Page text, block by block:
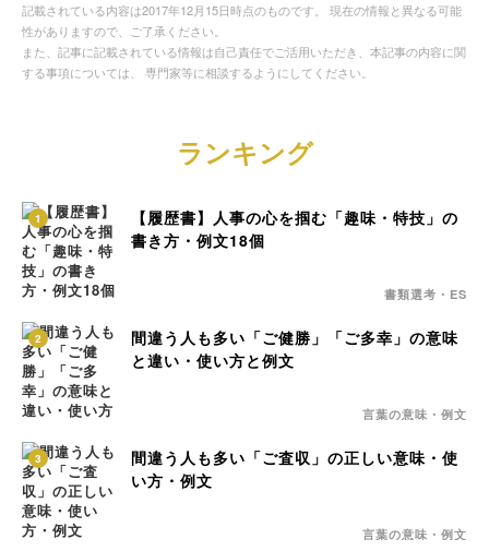
記載されている内容は2017年12月15日時点のものです。 現在の情報と異なる可能
性がありますので、ご了承ください。
また、記事に記載されている情報は自己責任でご活用いただき、本記事の内容に関
する事項については、 専門家等に相談するようにしてください。
ランキング
1
【履歴書】人事の心を掴む「趣味・特技」の
書き方・例文18個
書類選考・ES
2
間違う人も多い「ご健勝」「ご多幸」の意味
と違い・使い方と例文
言葉の意味・例文
3
間違う人も多い「ご査収」の正しい意味・使
い方・例文
言葉の意味・例文